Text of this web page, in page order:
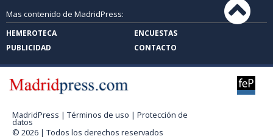
Mas contenido de MadridPress:
HEMEROTECA
ENCUESTAS
PUBLICIDAD
CONTACTO
MadridPress | Términos de uso | Protección de
datos
© 2026 | Todos los derechos reservados